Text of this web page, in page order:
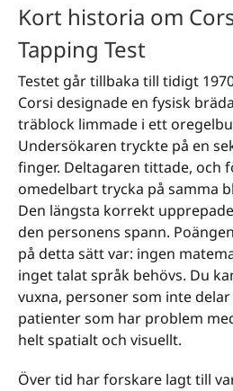
Kort historia om
Tapping Test
Testet går tillbaka till tidigt
Corsi designade en fysisk
träblock limmade i ett
Undersökaren tryckte på en
finger. Deltagaren tittade, och
omedelbart trycka på samma
Den längsta korrekt
den personens spann.
på detta sätt var: ingen
inget talat språk behövs. Du
vuxna, personer som inte
patienter som har problem
helt spatialt och visuellt.
Över tid har forskare lagt till